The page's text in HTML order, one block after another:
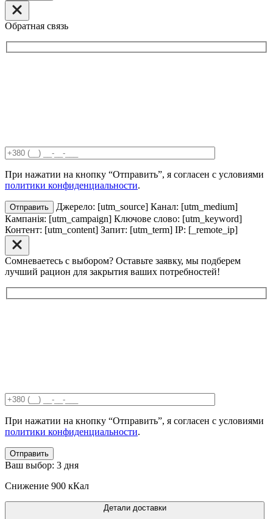
Обратная связь
При нажатии на кнопку “Отправить”, я согласен с условиями
политики конфиденциальности.
Отправить
Джерело: [utm_source] Канал: [utm_medium]
Кампанія: [utm_campaign] Ключове слово: [utm_keyword]
Контент: [utm_content] Запит: [utm_term] IP: [_remote_ip]
Сомневаетесь с выбором? Оставьте заявку, мы подберем
лучший рацион для закрытия ваших потребностей!
При нажатии на кнопку “Отправить”, я согласен с условиями
политики конфиденциальности.
Отправить
Ваш выбор: 3 дня
Снижение 900 кКал
Детали доставки